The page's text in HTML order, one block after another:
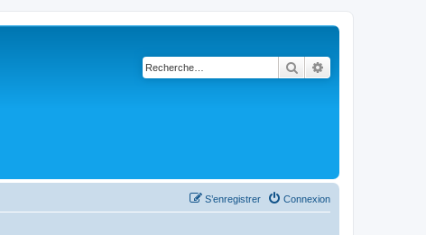
Rechercher
Connexion
S’enregistrer